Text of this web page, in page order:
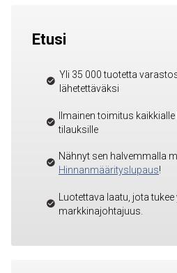
Etusi
Yli 35 000 tuotetta
lähetettäväksi
Ilmainen toimitus
tilauksille
Nähnyt sen halvemmalla
Hinnanmäärityslupaus!
Luotettava laatu, jota
markkinajohtajuus.